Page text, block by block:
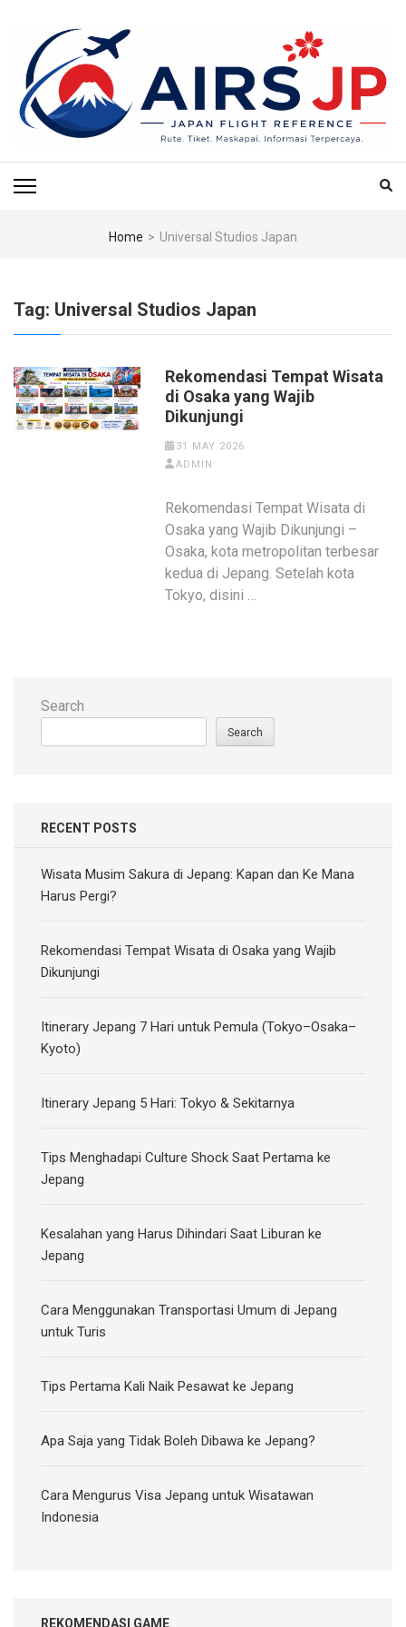
content
(Press
Enter)
AIRS JP – PUSAT
REFERENSI
PENERBANGAN & TIKET
Jepang, Air BnB Jepang,
Home > Universal Studios Japan
Tag: Universal Studios Japan
Rekomendasi Tempat Wisata
di Osaka yang Wajib
Dikunjungi
31 MAY 2026
ADMIN
Rekomendasi Tempat Wisata di
Osaka yang Wajib Dikunjungi –
Osaka, kota metropolitan terbesar
kedua di Jepang. Setelah kota
Tokyo, disini …
Search
Search
RECENT POSTS
Wisata Musim Sakura di Jepang: Kapan dan Ke Mana
Harus Pergi?
Rekomendasi Tempat Wisata di Osaka yang Wajib
Dikunjungi
Itinerary Jepang 7 Hari untuk Pemula (Tokyo–Osaka–
Kyoto)
Itinerary Jepang 5 Hari: Tokyo & Sekitarnya
Tips Menghadapi Culture Shock Saat Pertama ke
Jepang
Kesalahan yang Harus Dihindari Saat Liburan ke
Jepang
Cara Menggunakan Transportasi Umum di Jepang
untuk Turis
Tips Pertama Kali Naik Pesawat ke Jepang
Apa Saja yang Tidak Boleh Dibawa ke Jepang?
Cara Mengurus Visa Jepang untuk Wisatawan
Indonesia
REKOMENDASI GAME